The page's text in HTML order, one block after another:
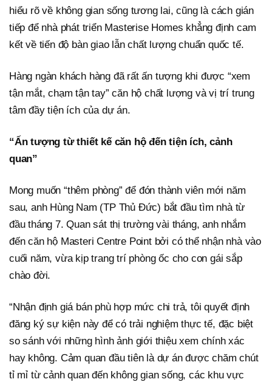
hiểu rõ về không gian sống tương lai, cũng là cách gián
tiếp để nhà phát triển Masterise Homes khẳng định cam
kết về tiến độ bàn giao lẫn chất lượng chuẩn quốc tế.
Hàng ngàn khách hàng đã rất ấn tượng khi được “xem
tận mắt, chạm tận tay” căn hộ chất lượng và vị trí trung
tâm đầy tiện ích của dự án.
“Ấn tượng từ thiết kế căn hộ đến tiện ích, cảnh
quan”
Mong muốn “thêm phòng” để đón thành viên mới năm
sau, anh Hùng Nam (TP Thủ Đức) bắt đầu tìm nhà từ
đầu tháng 7. Quan sát thị trường vài tháng, anh nhắm
đến căn hộ Masteri Centre Point bởi có thể nhận nhà vào
cuối năm, vừa kịp trang trí phòng ốc cho con gái sắp
chào đời.
“Nhận định giá bán phù hợp mức chi trả, tôi quyết định
đăng ký sự kiện này để có trải nghiệm thực tế, đặc biệt
so sánh với những hình ảnh giới thiệu xem chính xác
hay không. Cảm quan đầu tiên là dự án được chăm chút
tỉ mỉ từ cảnh quan đến không gian sống, các khu vực